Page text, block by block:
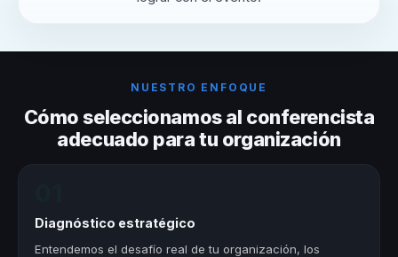
NUESTRO ENFOQUE
Cómo seleccionamos al conferencista
adecuado para tu organización
Diagnóstico estratégico
Entendemos el desafío real de tu organización, los